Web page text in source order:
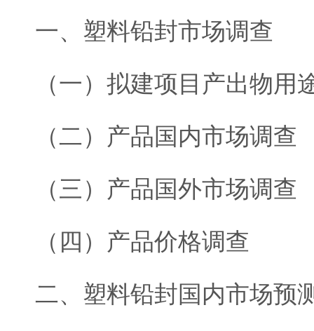
一、塑料铅封市场调查
（一）拟建项目产出物用
（二）产品国内市场调查
（三）产品国外市场调查
（四）产品价格调查
二、塑料铅封国内市场预